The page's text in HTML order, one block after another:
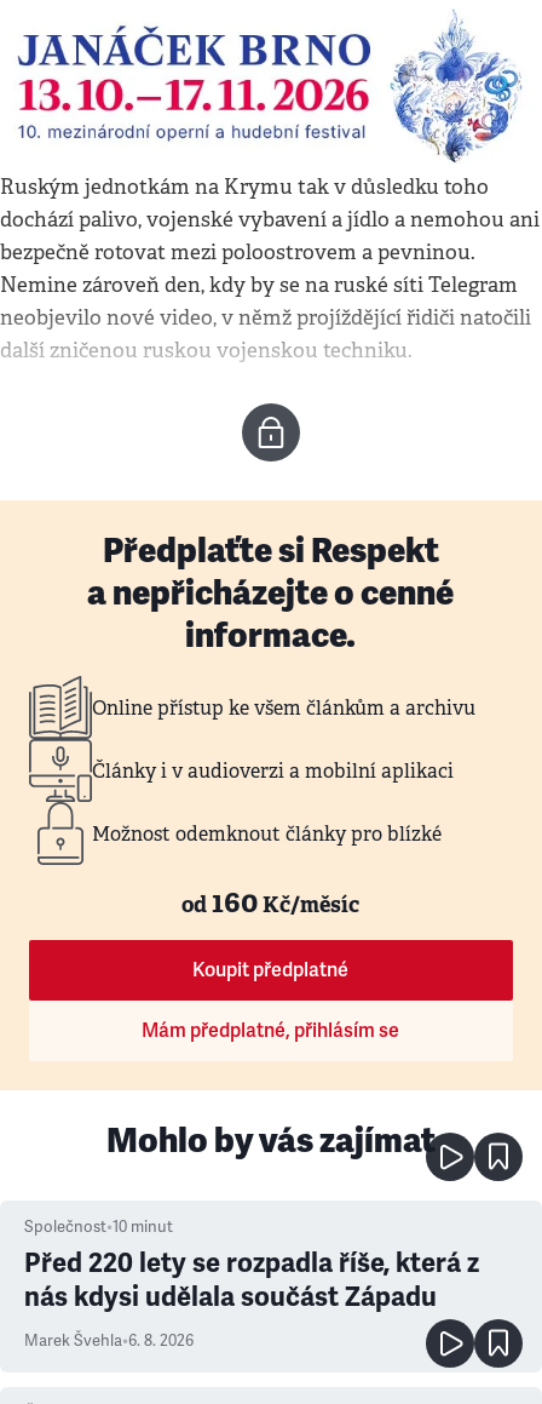
Ruským jednotkám na Krymu tak v důsledku toho
dochází palivo, vojenské vybavení a jídlo a nemohou ani
bezpečně rotovat mezi poloostrovem a pevninou.
Nemine zároveň den, kdy by se na ruské síti Telegram
neobjevilo nové video, v němž projíždějící řidiči natočili
další zničenou ruskou vojenskou techniku.
Předplaťte si Respekt
a nepřicházejte o cenné
informace.
Online přístup ke všem článkům a archivu
Články i v audioverzi a mobilní aplikaci
Možnost odemknout články pro blízké
od160Kč/měsíc
Koupit předplatné
Mám předplatné, přihlásím se
Mohlo by vás zajímat
Společnost•10 minut
Před 220 lety se rozpadla říše, která z
nás kdysi udělala součást Západu
Marek Švehla•6. 8. 2026